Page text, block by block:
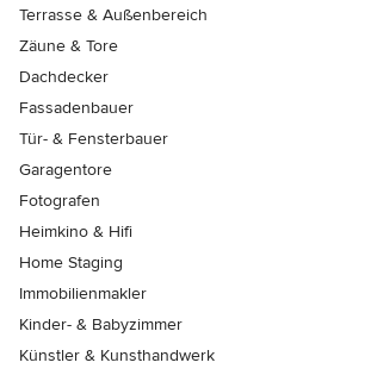
Terrasse & Außenbereich
Zäune & Tore
Dachdecker
Fassadenbauer
Tür- & Fensterbauer
Garagentore
Fotografen
Heimkino & Hifi
Home Staging
Immobilienmakler
Kinder- & Babyzimmer
Künstler & Kunsthandwerk